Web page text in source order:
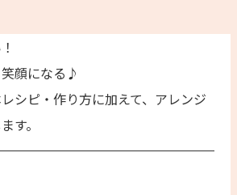
顔になる♪
シピ・作り方に加えて、アレンジ
す。